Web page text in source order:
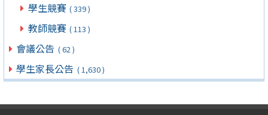
學生競賽 ( 339 )
教師競賽 ( 113 )
會議公告 ( 62 )
學生家長公告 ( 1,630 )